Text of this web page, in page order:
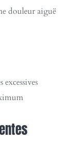
douleur aiguë